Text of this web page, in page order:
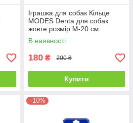
Іграшка для собак Кільце
MODES Denta для собак
жовте розмір М-20 см
В наявності
180 ₴ 200 ₴
Купити
–10%